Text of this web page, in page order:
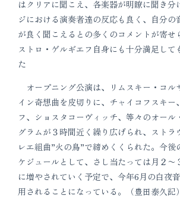
はクリアに聞こえ、各楽器が明瞭に聞き分
ジにおける演奏者達の反応も良く、自分の
が良く聞こえるとの多くのコメントが寄せ
ストロ・ゲルギエフ自身にも十分満足して
た
オープニング公演は、リムスキー・コル
イン奇想曲を皮切りに、チャイコフスキー
フ、ショスタコーヴィッチ、等々のオール
グラムが３時間近く繰り広げられ、ストラ
レエ組曲”火の鳥”で締めくくられた。今後
ケジュールとして、さし当たっては月２〜
に増やされていく予定で、今年6月の白夜
用されることになっている。（豊田泰久記）